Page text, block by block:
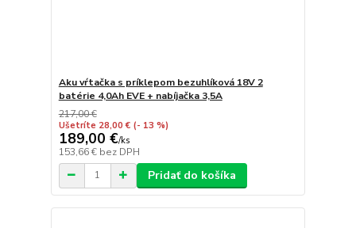
Aku vŕtačka s príklepom bezuhlíková 18V 2
batérie 4,0Ah EVE + nabíjačka 3,5A
217,00 €
Ušetríte 28,00 € (- 13 %)
189,00 €/ks
153,66 € bez DPH
Pridať do košíka